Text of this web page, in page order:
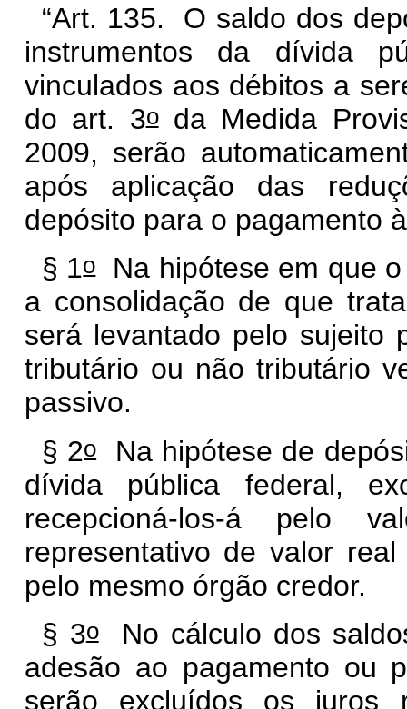
“Art. 135. O saldo dos
instrumentos da dívida
vinculados aos débitos a
do art. 3oda Medida
2009, serão
após aplicação das
depósito para o pagamento
§ 1oNa hipótese em que o
a consolidação de que
será levantado pelo sujeito
tributário ou não tributário
passivo.
§ 2oNa hipótese de
dívida pública federal,
recepcioná-los-á pelo
representativo de valor
pelo mesmo órgão credor.
§ 3oNo cálculo dos
adesão ao pagamento ou
serão excluídos os juros